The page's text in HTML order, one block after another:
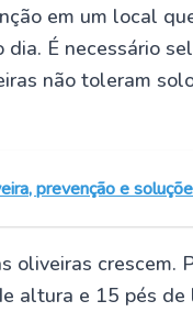
em um local
É necessário
não toleram
prevenção e
oliveiras crescem.
altura e 15 pés